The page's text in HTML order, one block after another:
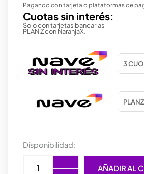
Pagando con tarjeta o plataformas de
Cuotas sin interés:
Solo con tarjetas bancarias
PLAN Z con NaranjaX.
Disponibilidad:
WEBCAM
KIYO
AÑADIR AL